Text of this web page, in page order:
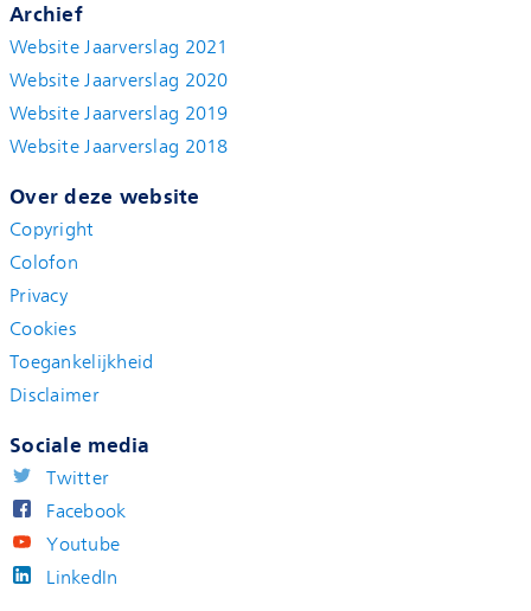
Archief
Website Jaarverslag 2021
Website Jaarverslag 2020
Website Jaarverslag 2019
Website Jaarverslag 2018
Over deze website
Copyright
Colofon
Privacy
Cookies
Toegankelijkheid
Disclaimer
Sociale media
Twitter
Facebook
Youtube
LinkedIn